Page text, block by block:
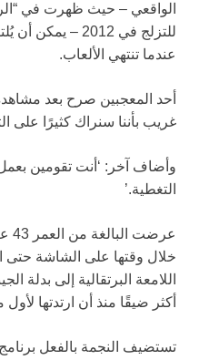
الواقعي – حيث ظهرت في
للتزلج في 2012
عندما تنتهي الألعاب.
أحد المعجبين صرح بعد
غريب بأننا سنراك كثيرًا على
وأضاف آخر: ‘أنت تقومين
التغطية.’
خلال وقتها على الشاشة حتى
اللامعة البرتقالية إلى بدلة
أكثر ضيقًا منذ أن ارتدتها لأول
تستضيف النجمة بالفعل